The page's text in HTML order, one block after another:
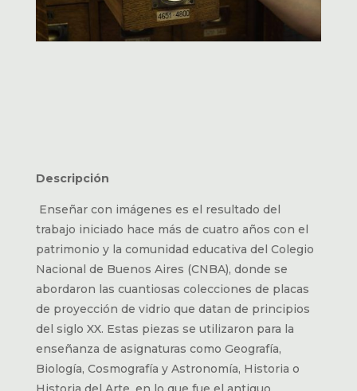
Descripción
Enseñar con imágenes es el resultado del
trabajo iniciado hace más de cuatro años con el
patrimonio y la comunidad educativa del Colegio
Nacional de Buenos Aires (CNBA), donde se
abordaron las cuantiosas colecciones de placas
de proyección de vidrio que datan de principios
del siglo XX. Estas piezas se utilizaron para la
enseñanza de asignaturas como Geografía,
Biología, Cosmografía y Astronomía, Historia o